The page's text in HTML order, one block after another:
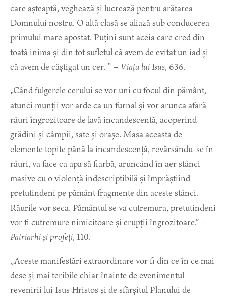
care așteaptă, veghează și lucrează pentru arătarea
Domnului nostru. O altă clasă se aliază sub conducerea
primului mare apostat. Puțini sunt aceia care cred din
toată inima și din tot sufletul că avem de evitat un iad și
că avem de câștigat un cer. ” – Viața lui Isus, 636.
„Când fulgerele cerului se vor uni cu focul din pământ,
atunci munții vor arde ca un furnal și vor arunca afară
râuri îngrozitoare de lavă incandescentă, acoperind
grădini și câmpii, sate și orașe. Masa aceasta de
elemente topite până la incandescență, revărsându-se în
râuri, va face ca apa să fiarbă, aruncând în aer stânci
masive cu o violență indescriptibilă și împrăștiind
pretutindeni pe pământ fragmente din aceste stânci.
Râurile vor seca. Pământul se va cutremura, pretutindeni
vor fi cutremure nimicitoare și erupții îngrozitoare.” –
Patriarhi și profeți, 110.
„Aceste manifestări extraordinare vor fi din ce în ce mai
dese și mai teribile chiar înainte de evenimentul
revenirii lui Isus Hristos și de sfârșitul Planului de